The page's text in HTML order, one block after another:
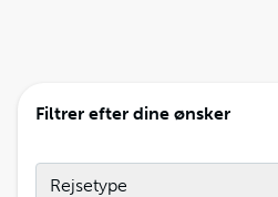
Filtrer efter dine ønsker
Rejsetype